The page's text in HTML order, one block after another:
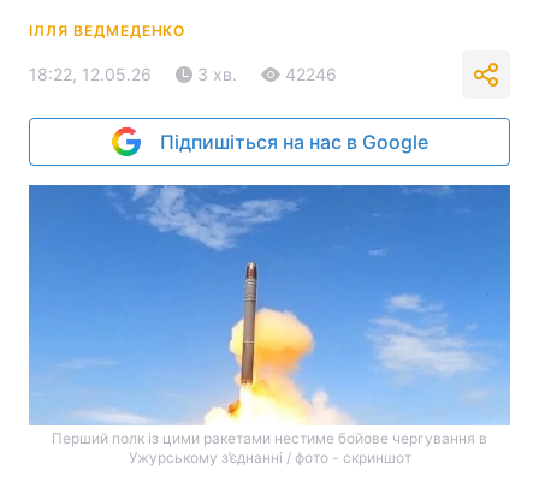
ІЛЛЯ ВЕДМЕДЕНКО
18:22, 12.05.26 3 хв. 42246
Підпишіться на нас в Google
Перший полк із цими ракетами нестиме бойове чергування в
Ужурському з’єднанні / фото - скриншот